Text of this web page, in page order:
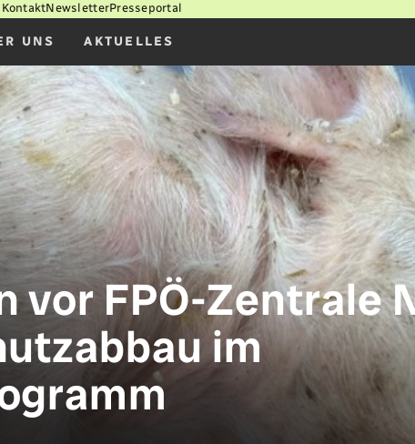
KontaktNewsletterPresseportal
UNS AKTUELLES
vor FPÖ-Zentrale
im